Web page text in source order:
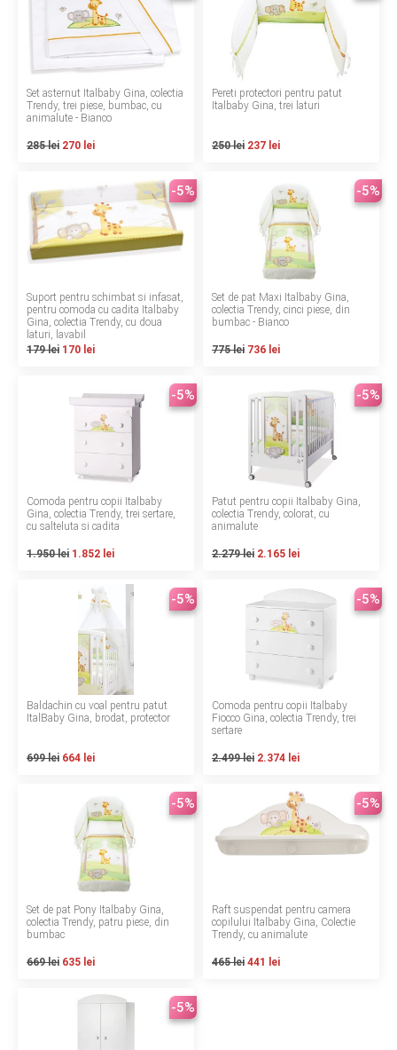
BALANSOARE COPII
BABY MONITORS
HRANIRE SI DIVERSIFICARE
INGRIJIRE PERSONALA
BAIE SI TOALETA
Informatii companie
Despre noi
Regulament giveaway
Showroom
Depozit
Termeni si conditii
Politica de confidentialitate
Politica de utilizare cookie-uri
Modalitati de plata
Politica de livrare si retur
Formular de retur
Garantia produselor
Instalare scaune/scoici auto
ANPC
Set asternut Italbaby Gina, colectia
Trendy, trei piese, bumbac, cu
animalute - Bianco
285 lei 270 lei
Pereti protectori pentru patut
Italbaby Gina, trei laturi
250 lei 237 lei
-5%
Suport pentru schimbat si infasat,
pentru comoda cu cadita Italbaby
Gina, colectia Trendy, cu doua
laturi, lavabil
179 lei 170 lei
-5%
Set de pat Maxi Italbaby Gina,
colectia Trendy, cinci piese, din
bumbac - Bianco
775 lei 736 lei
-5%
Comoda pentru copii Italbaby
Gina, colectia Trendy, trei sertare,
cu salteluta si cadita
1.950 lei 1.852 lei
-5%
Patut pentru copii Italbaby Gina,
colectia Trendy, colorat, cu
animalute
2.279 lei 2.165 lei
-5%
Baldachin cu voal pentru patut
ItalBaby Gina, brodat, protector
699 lei 664 lei
-5%
Comoda pentru copii Italbaby
Fiocco Gina, colectia Trendy, trei
sertare
2.499 lei 2.374 lei
-5%
Set de pat Pony Italbaby Gina,
colectia Trendy, patru piese, din
bumbac
669 lei 635 lei
-5%
Raft suspendat pentru camera
copilului Italbaby Gina, Colectie
Trendy, cu animalute
465 lei 441 lei
-5%